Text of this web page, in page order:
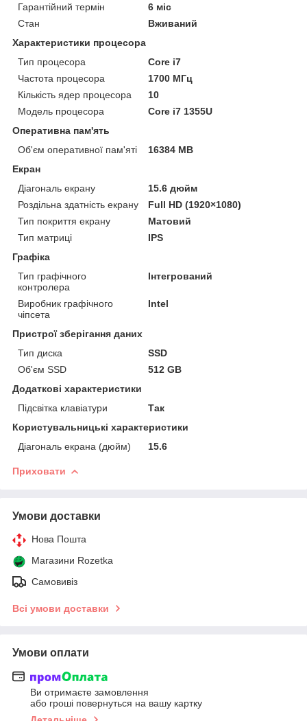
Гарантійний термін
6 міс
Стан
Вживаний
Характеристики процесора
Тип процесора
Core i7
Частота процесора
1700 МГц
Кількість ядер процесора
10
Модель процесора
Core i7 1355U
Оперативна пам'ять
Об'єм оперативної пам'яті
16384 MB
Екран
Діагональ екрану
15.6 дюйм
Роздільна здатність екрану
Full HD (1920×1080)
Тип покриття екрану
Матовий
Тип матриці
IPS
Графіка
Тип графічного
контролера
Інтегрований
Виробник графічного
чіпсета
Intel
Пристрої зберігання даних
Тип диска
SSD
Об'єм SSD
512 GB
Додаткові характеристики
Підсвітка клавіатури
Так
Користувальницькі характеристики
Діагональ екрана (дюйм)
15.6
Приховати
Умови доставки
Нова Пошта
Магазини Rozetka
Самовивіз
Всі умови доставки
Умови оплати
Ви отримаєте замовлення
або гроші повернуться на вашу картку